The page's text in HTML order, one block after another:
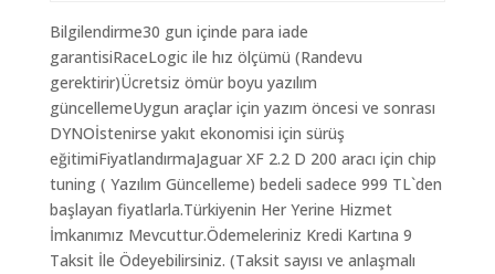
Bilgilendirme30 gun içinde para iade
garantisiRaceLogic ile hız ölçümü (Randevu
gerektirir)Ücretsiz ömür boyu yazılım
güncellemeUygun araçlar için yazım öncesi ve sonrası
DYNOİstenirse yakıt ekonomisi için sürüş
eğitimiFiyatlandırmaJaguar XF 2.2 D 200 aracı için chip
tuning ( Yazılım Güncelleme) bedeli sadece 999 TL`den
başlayan fiyatlarla.Türkiyenin Her Yerine Hizmet
İmkanımız Mevcuttur.Ödemeleriniz Kredi Kartına 9
Taksit İle Ödeyebilirsiniz. (Taksit sayısı ve anlaşmalı